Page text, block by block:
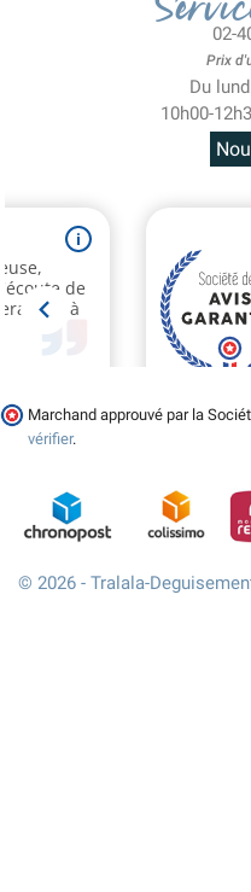
02-
Prix
Du
10h00-
Marchand approuvé par la
vérifier.
© 2026 - Tralala-